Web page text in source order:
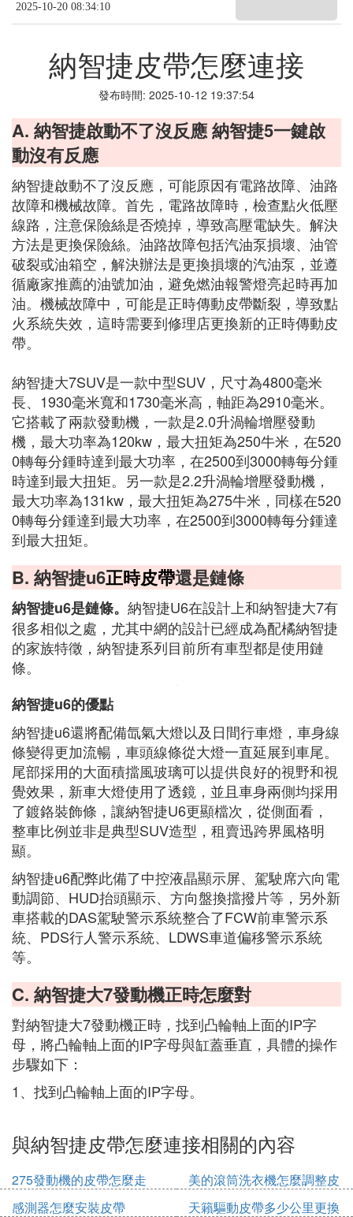
2025-10-20 08:34:10
納智捷皮帶怎麼連接
發布時間: 2025-10-12 19:37:54
A. 納智捷啟動不了沒反應 納智捷5一鍵啟
動沒有反應
納智捷啟動不了沒反應，可能原因有電路故障、油路
故障和機械故障。首先，電路故障時，檢查點火低壓
線路，注意保險絲是否燒掉，導致高壓電缺失。解決
方法是更換保險絲。油路故障包括汽油泵損壞、油管
破裂或油箱空，解決辦法是更換損壞的汽油泵，並遵
循廠家推薦的油號加油，避免燃油報警燈亮起時再加
油。機械故障中，可能是正時傳動皮帶斷裂，導致點
火系統失效，這時需要到修理店更換新的正時傳動皮
帶。
納智捷大7SUV是一款中型SUV，尺寸為4800毫米
長、1930毫米寬和1730毫米高，軸距為2910毫米。
它搭載了兩款發動機，一款是2.0升渦輪增壓發動
機，最大功率為120kw，最大扭矩為250牛米，在520
0轉每分鍾時達到最大功率，在2500到3000轉每分鍾
時達到最大扭矩。另一款是2.2升渦輪增壓發動機，
最大功率為131kw，最大扭矩為275牛米，同樣在520
0轉每分鍾達到最大功率，在2500到3000轉每分鍾達
到最大扭矩。
B. 納智捷u6正時皮帶還是鏈條
納智捷u6是鏈條。 納智捷U6在設計上和納智捷大7有
很多相似之處，尤其中網的設計已經成為配橘納智捷
的家族特徵，納智捷系列目前所有車型都是使用鏈
條。
納智捷u6的優點
納智捷u6還將配備氙氣大燈以及日間行車燈，車身線
條變得更加流暢，車頭線條從大燈一直延展到車尾。
尾部採用的大面積擋風玻璃可以提供良好的視野和視
覺效果，新車大燈使用了透鏡，並且車身兩側均採用
了鍍鉻裝飾條，讓納智捷U6更顯檔次，從側面看，
整車比例並非是典型SUV造型，租賣迅跨界風格明
顯。
納智捷u6配弊此備了中控液晶顯示屏、駕駛席六向電
動調節、HUD抬頭顯示、方向盤換擋撥片等，另外新
車搭載的DAS駕駛警示系統整合了FCW前車警示系
統、PDS行人警示系統、LDWS車道偏移警示系統
等。
C. 納智捷大7發動機正時怎麼對
對納智捷大7發動機正時，找到凸輪軸上面的IP字
母，將凸輪軸上面的IP字母與缸蓋垂直，具體的操作
步驟如下：
1、找到凸輪軸上面的IP字母。
與納智捷皮帶怎麼連接相關的內容
275發動機的皮帶怎麼走
美的滾筒洗衣機怎麼調整皮
帶輪
感測器怎麼安裝皮帶 天籟驅動皮帶多少公里更換